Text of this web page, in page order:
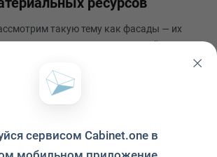
такую тему как фасады ― их
учет ненормируемых расценкой
«Фасад ― ортогональная
стены здания или сооружения на
сервисом Cabinet.one в